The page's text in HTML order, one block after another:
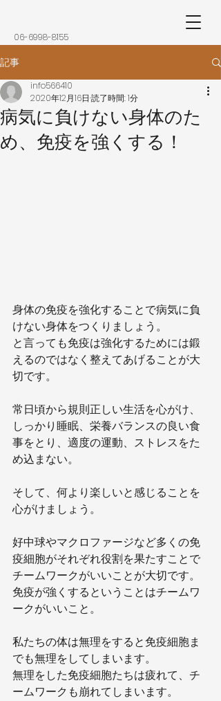
​06-6998-8155
記事
病気に負けない身体のた
め、免疫を強くする！
info566410
2020年12月16日 読了時間: 1分
身体の免疫を強化することで病気に負
けない身体をつくりましょう。
と言っても免疫は強化するためには鍛
えるのではなく整えてあげることが大
切です。
常日頃から規則正しい生活を心がけ、
しっかり睡眠、栄養バランスの良い食
事をとり、適度の運動、ストレスをた
め込まない。
そして、何より楽しいと感じることを
心がけましょう。
好中球やマクロファージなど多くの免
疫細胞がそれぞれ役割を果たすことで
チームワークがいいことが大切です。
免疫が強くするということはチームワ
ークがいいこと。
私たちの体は無理をすると免疫細胞ま
でも無理をしてしまいます。
無理をした免疫細胞たちは疲れて、チ
ームワークも崩れてしまいます。